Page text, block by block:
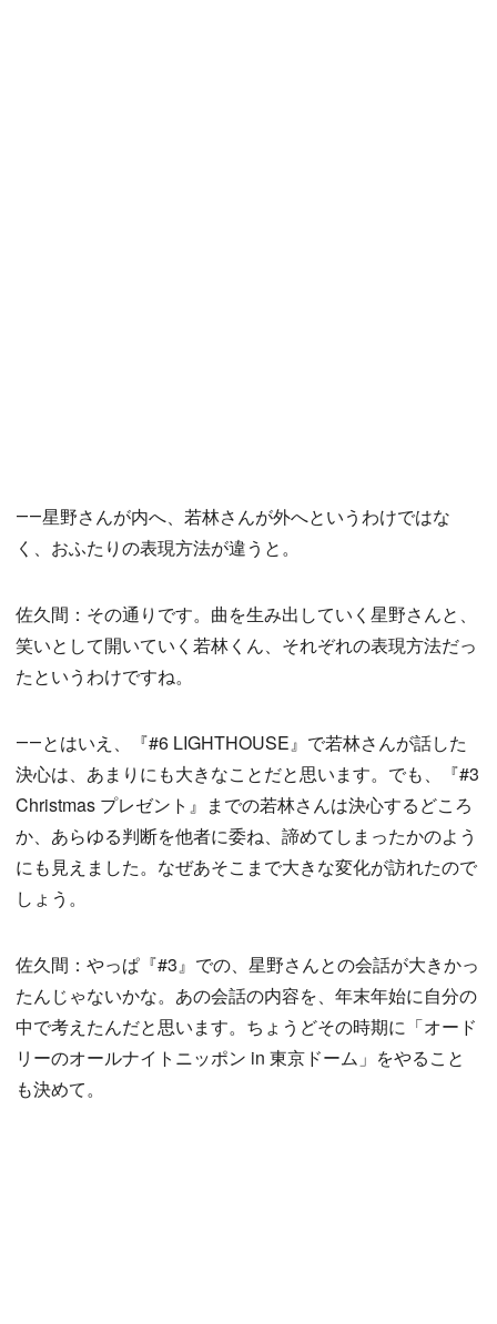
――星野さんが内へ、若林さんが外へというわけではな
く、おふたりの表現方法が違うと。
佐久間：その通りです。曲を生み出していく星野さんと、
笑いとして開いていく若林くん、それぞれの表現方法だっ
たというわけですね。
――とはいえ、『#6 LIGHTHOUSE』で若林さんが話した
決心は、あまりにも大きなことだと思います。でも、『#3
Christmas プレゼント』までの若林さんは決心するどころ
か、あらゆる判断を他者に委ね、諦めてしまったかのよう
にも見えました。なぜあそこまで大きな変化が訪れたので
しょう。
佐久間：やっぱ『#3』での、星野さんとの会話が大きかっ
たんじゃないかな。あの会話の内容を、年末年始に自分の
中で考えたんだと思います。ちょうどその時期に「オード
リーのオールナイトニッポン in 東京ドーム」をやること
も決めて。